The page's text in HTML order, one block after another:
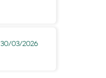
30/03/2026